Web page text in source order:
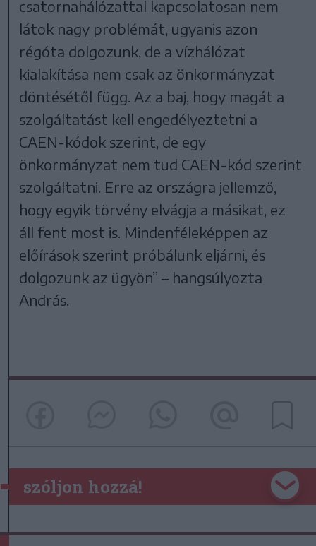
csatornahálózattal kapcsolatosan nem
látok nagy problémát, ugyanis azon
régóta dolgozunk, de a vízhálózat
kialakítása nem csak az önkormányzat
döntésétől függ. Az a baj, hogy magát a
szolgáltatást kell engedélyeztetni a
CAEN-kódok szerint, de egy
önkormányzat nem tud CAEN-kód szerint
szolgáltatni. Erre az országra jellemző,
hogy egyik törvény elvágja a másikat, ez
áll fent most is. Mindenféleképpen az
előírások szerint próbálunk eljárni, és
dolgozunk az ügyön” – hangsúlyozta
András.
szóljon hozzá!